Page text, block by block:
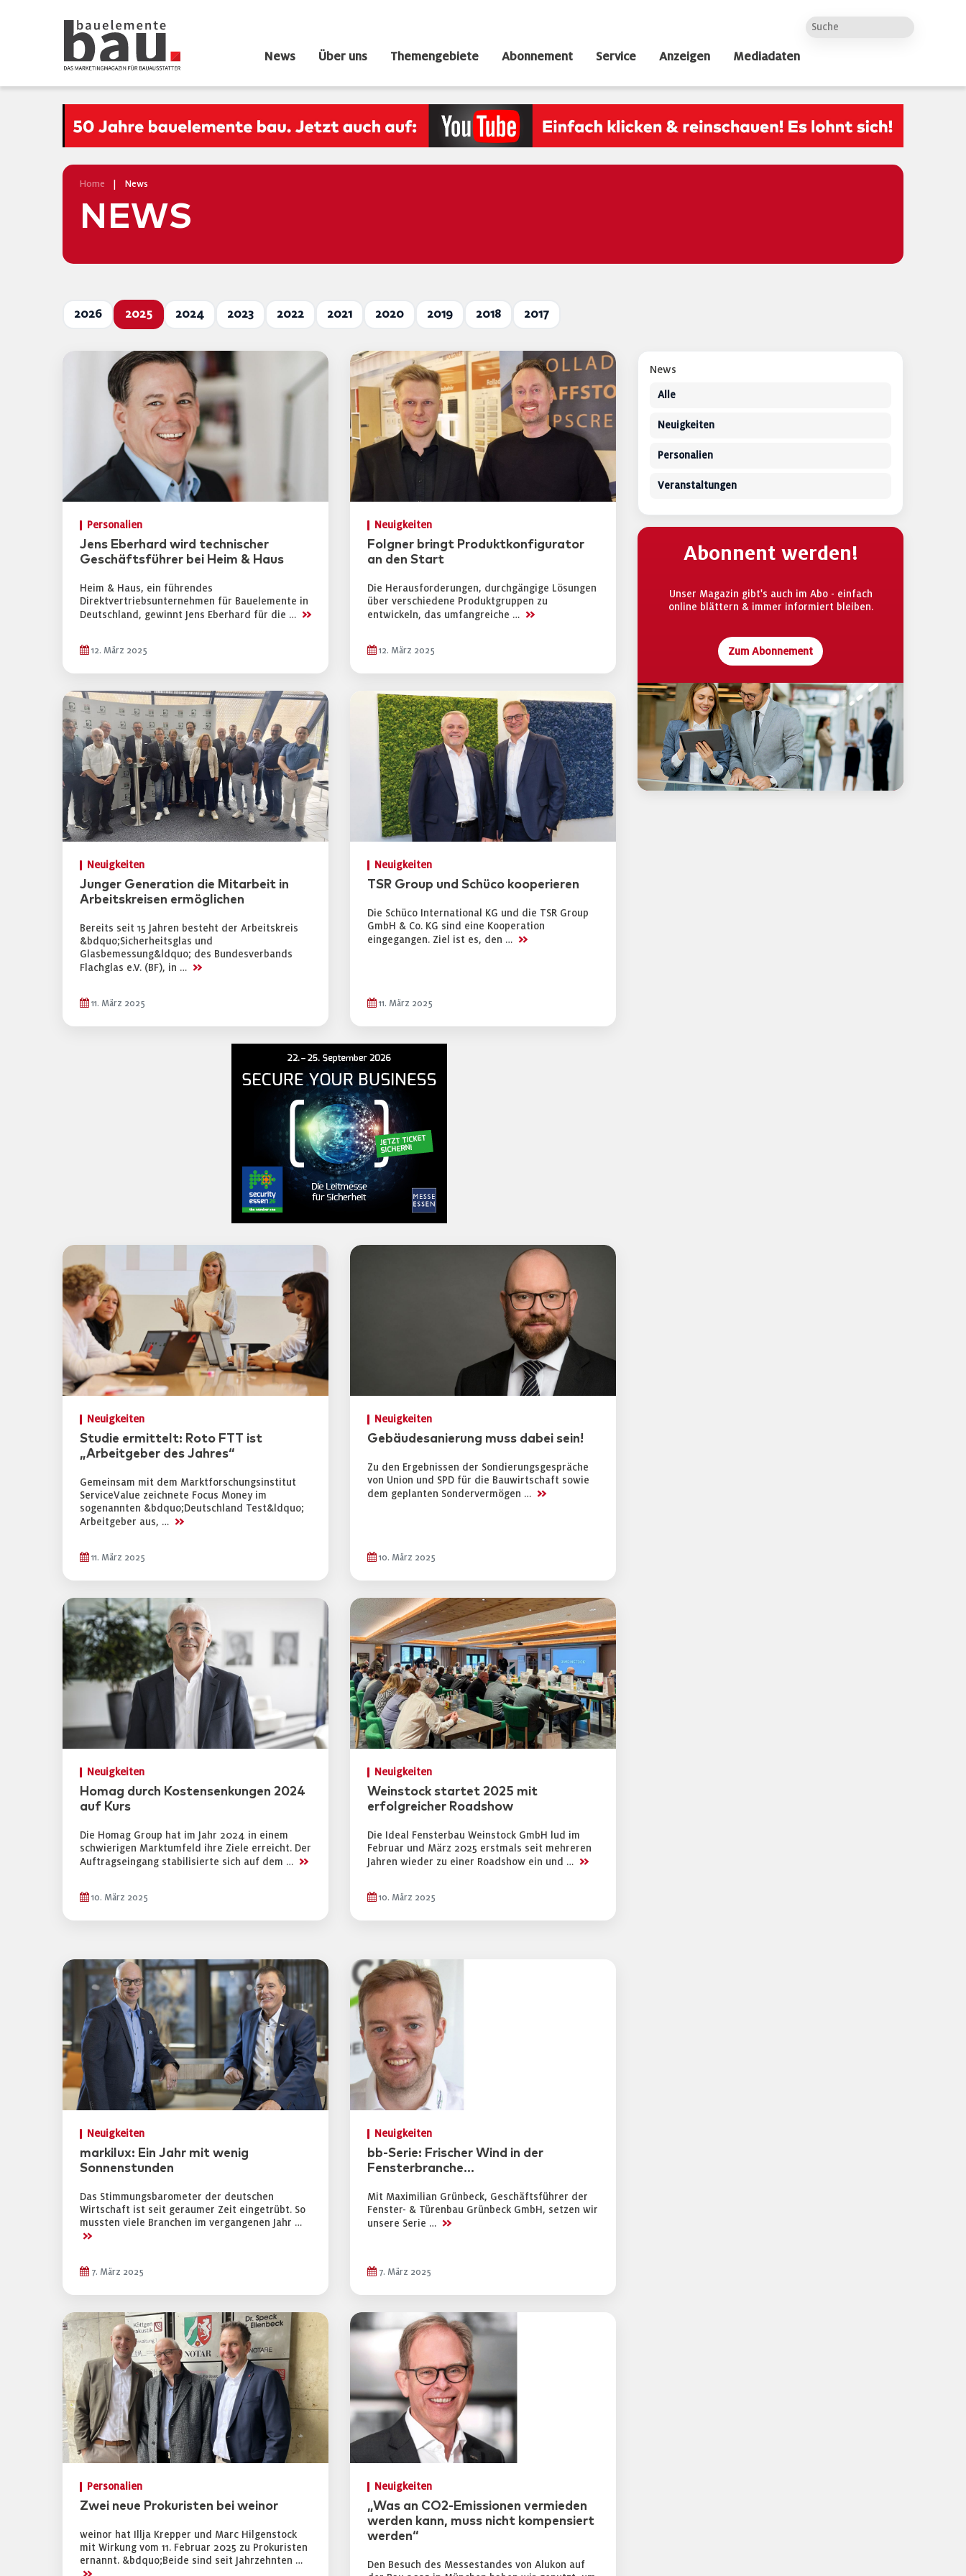
News Über uns Themengebiete Abonnement Service Anzeigen Mediadaten
Home News
NEWS
2026 2025 2024 2023 2022 2021 2020 2019 2018 2017
Personalien
Jens Eberhard wird technischer
Geschäftsführer bei Heim & Haus
Heim & Haus, ein führendes
Direktvertriebsunternehmen für Bauelemente in
Deutschland, gewinnt Jens Eberhard für die … >>
12. März 2025
Neuigkeiten
Folgner bringt Produktkonfigurator
an den Start
Die Herausforderungen, durchgängige Lösungen
über verschiedene Produktgruppen zu
entwickeln, das umfangreiche … >>
12. März 2025
Neuigkeiten
Junger Generation die Mitarbeit in
Arbeitskreisen ermöglichen
Bereits seit 15 Jahren besteht der Arbeitskreis
&bdquo;Sicherheitsglas und
Glasbemessung&ldquo; des Bundesverbands
Flachglas e.V. (BF), in … >>
11. März 2025
Neuigkeiten
TSR Group und Schüco kooperieren
Die Schüco International KG und die TSR Group
GmbH & Co. KG sind eine Kooperation
eingegangen. Ziel ist es, den … >>
11. März 2025
Neuigkeiten
Studie ermittelt: Roto FTT ist
„Arbeitgeber des Jahres“
Gemeinsam mit dem Marktforschungsinstitut
ServiceValue zeichnete Focus Money im
sogenannten &bdquo;Deutschland Test&ldquo;
Arbeitgeber aus, … >>
11. März 2025
Neuigkeiten
Gebäudesanierung muss dabei sein!
Zu den Ergebnissen der Sondierungsgespräche
von Union und SPD für die Bauwirtschaft sowie
dem geplanten Sondervermögen … >>
10. März 2025
Neuigkeiten
Homag durch Kostensenkungen 2024
auf Kurs
Die Homag Group hat im Jahr 2024 in einem
schwierigen Marktumfeld ihre Ziele erreicht. Der
Auftragseingang stabilisierte sich auf dem … >>
10. März 2025
Neuigkeiten
Weinstock startet 2025 mit
erfolgreicher Roadshow
Die Ideal Fensterbau Weinstock GmbH lud im
Februar und März 2025 erstmals seit mehreren
Jahren wieder zu einer Roadshow ein und … >>
10. März 2025
Neuigkeiten
markilux: Ein Jahr mit wenig
Sonnenstunden
Das Stimmungsbarometer der deutschen
Wirtschaft ist seit geraumer Zeit eingetrübt. So
mussten viele Branchen im vergangenen Jahr …
>>
7. März 2025
Neuigkeiten
bb-Serie: Frischer Wind in der
Fensterbranche…
Mit Maximilian Grünbeck, Geschäftsführer der
Fenster- & Türenbau Grünbeck GmbH, setzen wir
unsere Serie … >>
7. März 2025
Personalien
Zwei neue Prokuristen bei weinor
weinor hat Illja Krepper und Marc Hilgenstock
mit Wirkung vom 11. Februar 2025 zu Prokuristen
ernannt. &bdquo;Beide sind seit Jahrzehnten …
Neuigkeiten
„Was an CO2-Emissionen vermieden
werden kann, muss nicht kompensiert
werden“
Den Besuch des Messestandes von Alukon auf
News
Alle
Neuigkeiten
Personalien
Veranstaltungen
Abonnent werden!
Unser Magazin gibt's auch im Abo - einfach
online blättern & immer informiert bleiben.
Zum Abonnement